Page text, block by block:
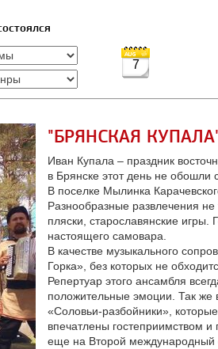
7
"БРЯНСКАЯ
Иван Купала – праздник
в Брянске этот день не обошли
В поселке Мылинка
Разнообразные развлечения
пляски, старославянские
настоящего самовара.
В качестве музыкального
Горка», без которых не
Репертуар этого ансамбля
положительные эмоции. Так же
«Соловьи-разбойники»,
впечатлены гостеприимством
еще на Второй международный